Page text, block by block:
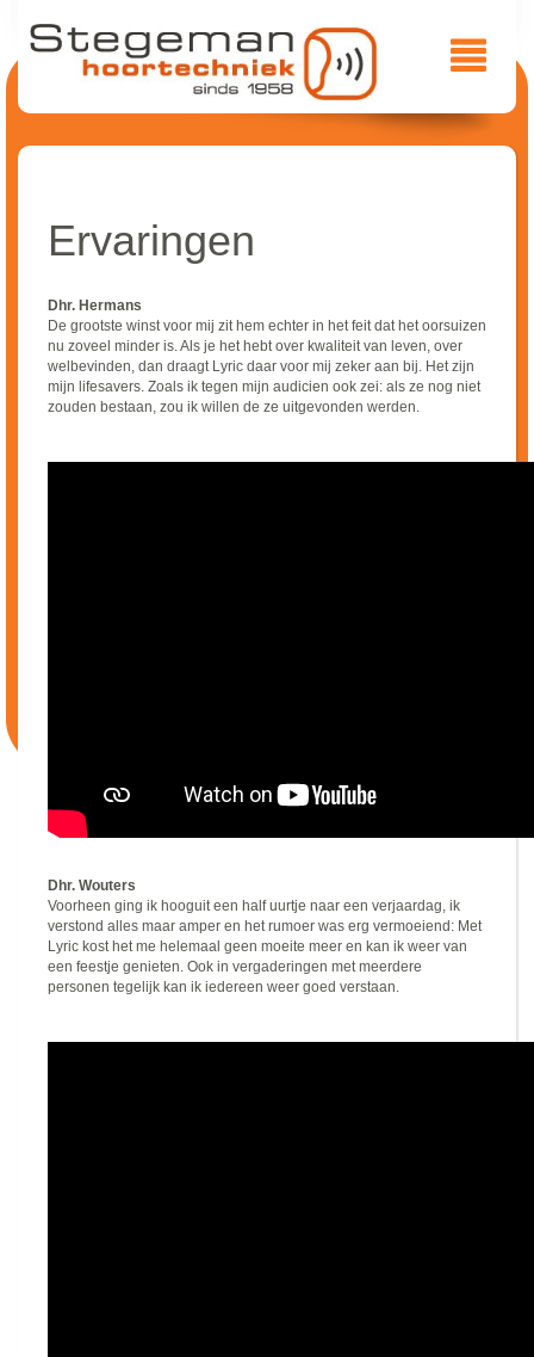
Ervaringen
Dhr. Hermans
De grootste winst voor mij zit hem echter in het feit dat het oorsuizen
nu zoveel minder is. Als je het hebt over kwaliteit van leven, over
welbevinden, dan draagt Lyric daar voor mij zeker aan bij. Het zijn
mijn lifesavers. Zoals ik tegen mijn audicien ook zei: als ze nog niet
zouden bestaan, zou ik willen de ze uitgevonden werden.
Dhr. Wouters
Voorheen ging ik hooguit een half uurtje naar een verjaardag, ik
verstond alles maar amper en het rumoer was erg vermoeiend: Met
Lyric kost het me helemaal geen moeite meer en kan ik weer van
een feestje genieten. Ook in vergaderingen met meerdere
personen tegelijk kan ik iedereen weer goed verstaan.